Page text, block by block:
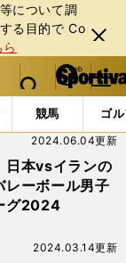
について調
る⽬的で Co
閉じ
る
web Sportiva (webスポルティーバ)
検索
マイペ
ー
ジ
メニュ
競馬 ゴ
日本vsイランの
レーボール男子
グ2024
2024.06.04更新
2024.03.14更新